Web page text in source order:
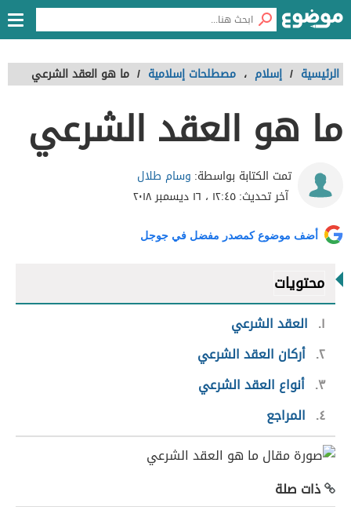
الرئيسية / إسلام ، مصطلحات إسلامية / ما هو العقد الشرعي
ما هو العقد الشرعي
تمت الكتابة بواسطة: وسام طلال
آخر تحديث:١٢:٤٥ ، ١٦ ديسمبر ٢٠١٨
أضف موضوع كمصدر مفضل في جوجل
محتويات
١
العقد الشرعي
٢ أركان العقد الشرعي
٣ أنواع العقد الشرعي
٤
المراجع
ذات صلة